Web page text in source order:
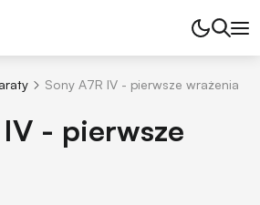
Sony A7R IV - pierwsze wrażenia
- pierwsze